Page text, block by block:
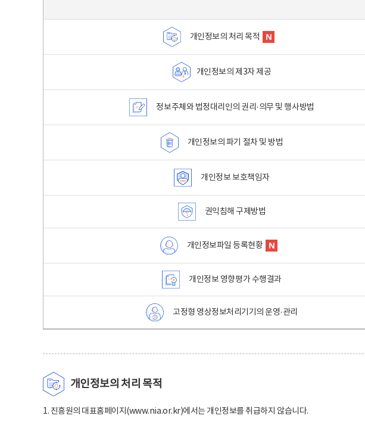
개인정보의 처리 목적
개인정보의 제3자 제공
정보주체와 법정대리인의 권리·의무 및 행사방법
개인정보의 파기 절차 및 방법
개인정보 보호책임자
권익침해 구제방법
개인정보파일 등록현황
개인정보 영향평가 수행결과
고정형 영상정보처리기기의 운영·관리
개인정보의 처리 목적
1. 진흥원의 대표홈페이지(www.nia.or.kr)에서는 개인정보를 취급하지 않습니다.